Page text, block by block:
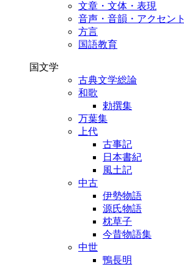
文章・文体・表現
音声・音韻・アクセント
方言
国語教育
国文学
古典文学総論
和歌
勅撰集
万葉集
上代
古事記
日本書紀
風土記
中古
伊勢物語
源氏物語
枕草子
今昔物語集
中世
鴨長明